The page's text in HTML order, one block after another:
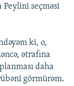
seçməsi
ki, o,
ətrafına
daha
görmürəm.